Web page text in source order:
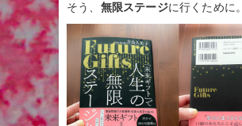
そう、 無限ステージに行くために。